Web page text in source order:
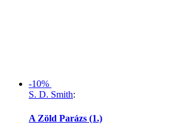
-10%
S. D. Smith:
A Zöld Parázs (1.)